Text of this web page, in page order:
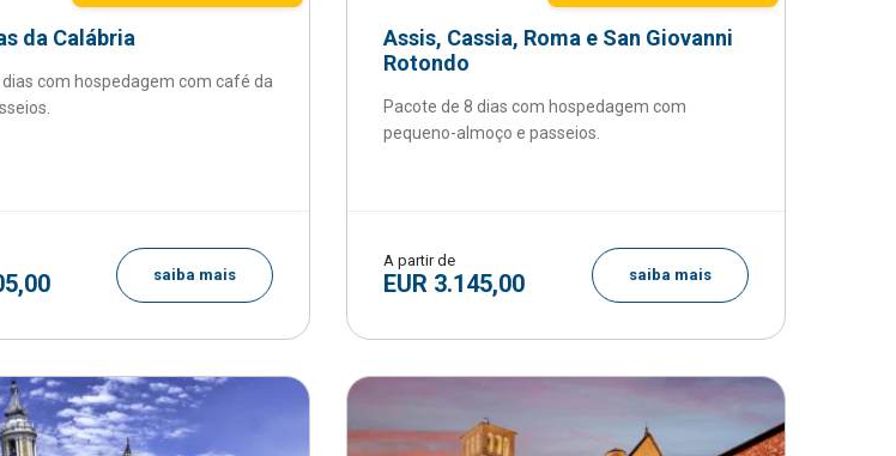
da Calábria
dias com hospedagem com café da
saiba mais
Assis, Cassia, Roma e San Giovanni
Rotondo
Pacote de 8 dias com hospedagem com
pequeno-almoço e passeios.
A partir de
EUR 3.145,00 saiba mais